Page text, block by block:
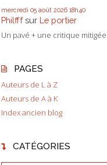
mercredi 05 août 2026 18h40
Philfffsur Le portier
Un pavé + une critique
PAGES
Auteurs de L à Z
Auteurs de A à K
Index ancien blog
CATÉGORIES